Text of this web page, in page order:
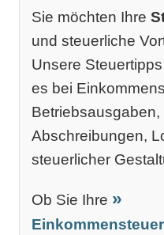
Sie möchten Ihre
und steuerliche
Unsere
es bei
Abschreibungen,
steuerlicher
Ob Sie Ihre